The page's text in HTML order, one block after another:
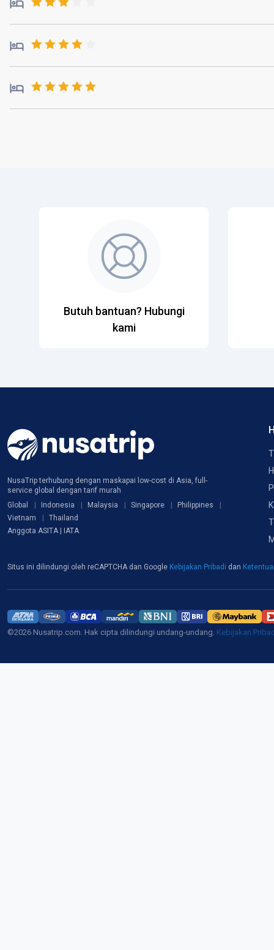
Butuh bantuan? Hubungi
kami
NusaTrip terhubung dengan maskapai low-cost di Asia, full-
service global dengan tarif murah
Global
Indonesia Malaysia Singapore
Philippines
Vietnam
Thailand
Anggota ASITA | IATA
Situs ini dilindungi oleh reCAPTCHA dan Google Kebijakan Pribadi dan
©2026 Nusatrip.com. Hak cipta dilindungi undang-undang. Kebijakan